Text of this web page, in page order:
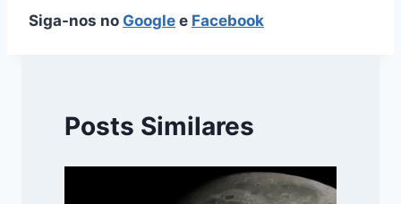
Siga-nos no Google e Facebook
Posts Similares